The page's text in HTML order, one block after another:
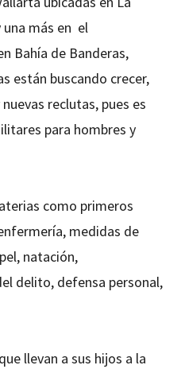
una más en el
Bahía de Banderas,
están buscando crecer,
reclutas, pues es
para hombres y
como primeros
medidas de
natación,
delito, defensa personal,
llevan a sus hijos a la